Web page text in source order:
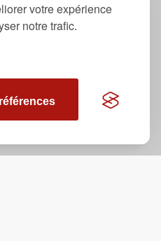
votre expérience
notre trafic.